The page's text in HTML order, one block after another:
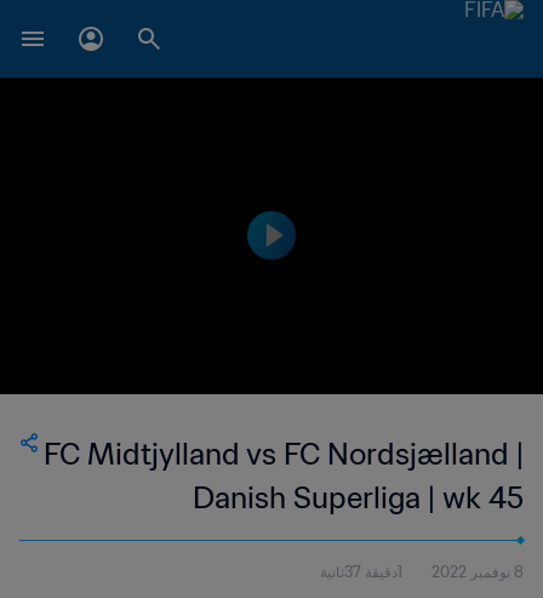
FC Midtjylland vs FC Nordsjælland |
Danish Superliga | wk 45
8 نوفمبر 2022 1دقيقة 37ثانية